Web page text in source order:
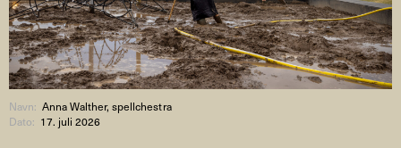
Navn:Anna Walther, spellchestra
Dato: 17. juli 2026